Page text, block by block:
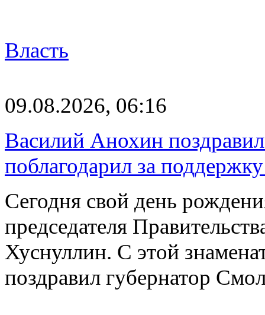
Власть
09.08.2026, 06:16
Василий Анохин
поблагодарил за
Сегодня свой день
председателя
Хуснуллин. С этой
поздравил губернатор